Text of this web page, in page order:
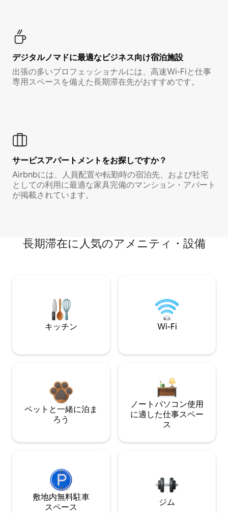
デジタルノマド⁠に最⁠適⁠なビ⁠ジ⁠ネ⁠ス⁠向⁠け宿⁠泊⁠施⁠設
出張の多いプロフェッショナルには、高速Wi-Fiと仕事
専用スペースを備えた長期滞在先がおすすめです。
サービスアパートメントをお探しですか？
Airbnbには、人員配置や転勤時の宿泊先、および社宅
としての利用に最適な家具完備のマンション・アパート
が掲載されています。
長期滞在に人気のアメニティ・設備
キッチン Wi-Fi
ペットと一緒に泊ま
ろう
ノートパソコン使用
に適した仕事スペー
ス
敷地内無料駐⁠車
ス⁠ペ⁠ー⁠ス
ジム